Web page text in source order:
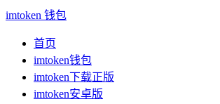
imtoken 钱包
首页
imtoken钱包
imtoken下载正版
imtoken安卓版